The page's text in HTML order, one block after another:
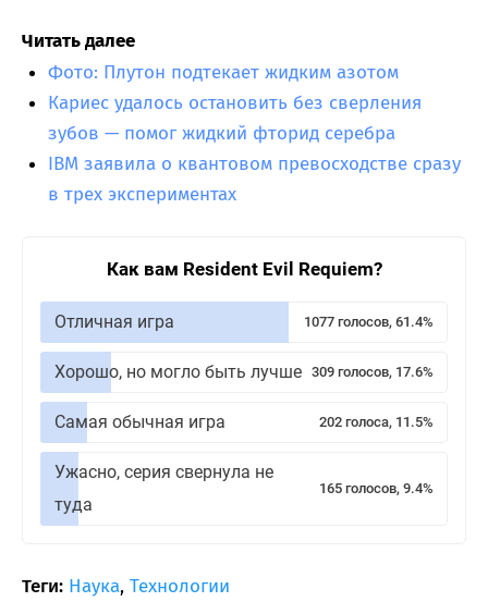
Читать далее
Фото: Плутон подтекает жидким азотом
Кариес удалось остановить без сверления
зубов — помог жидкий фторид серебра
IBM заявила о квантовом превосходстве сразу
в трех экспериментах
Как вам Resident Evil Requiem?
Отличная игра 1077 голосов, 61.4%
Хорошо, но могло быть лучше 309 голосов, 17.6%
Самая обычная игра 202 голоса, 11.5%
Ужасно, серия свернула не
туда
165 голосов, 9.4%
Теги: Наука, Технологии